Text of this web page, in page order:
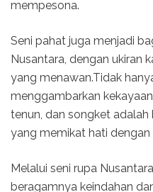
mempesona.
Seni pahat juga menjadi
Nusantara, dengan ukiran
yang menawan.Tidak
menggambarkan
tenun, dan songket
yang memikat hati dengan
Melalui seni rupa
beragamnya keindahan